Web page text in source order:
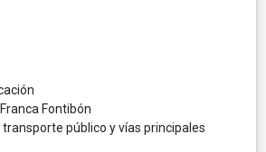
Fontibón
transporte público y vías principales